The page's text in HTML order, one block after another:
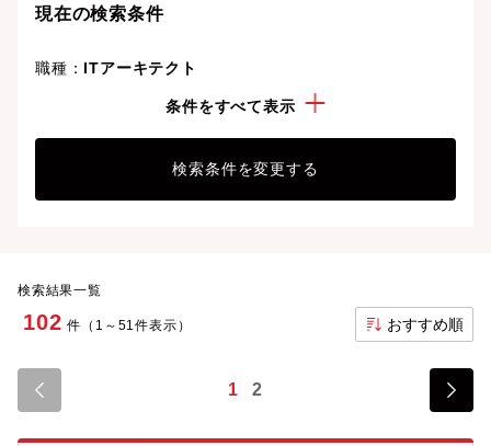
ことも可能です。
現在の検索条件
職種： ITアーキテクト
土日休み条件をすべて表示
検索条件を変更する
検索結果一覧
102 件（1～51件表示） おすすめ順
1 2